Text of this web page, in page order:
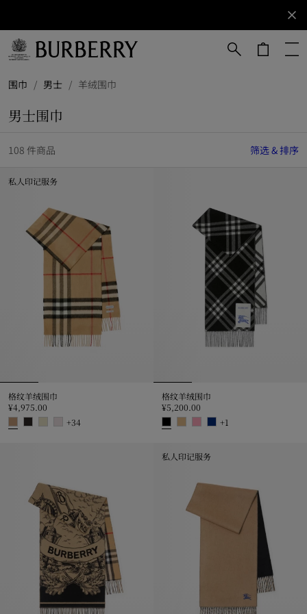
订阅获取
Burberry
品牌资
围巾 / 男士 / 羊绒围巾
男士围巾
108 件商品 筛选 & 排序
私人印记服务
格纹羊绒围巾
¥4,975.00
+34
格纹羊绒围巾
¥5,200.00
+1
私人印记服务